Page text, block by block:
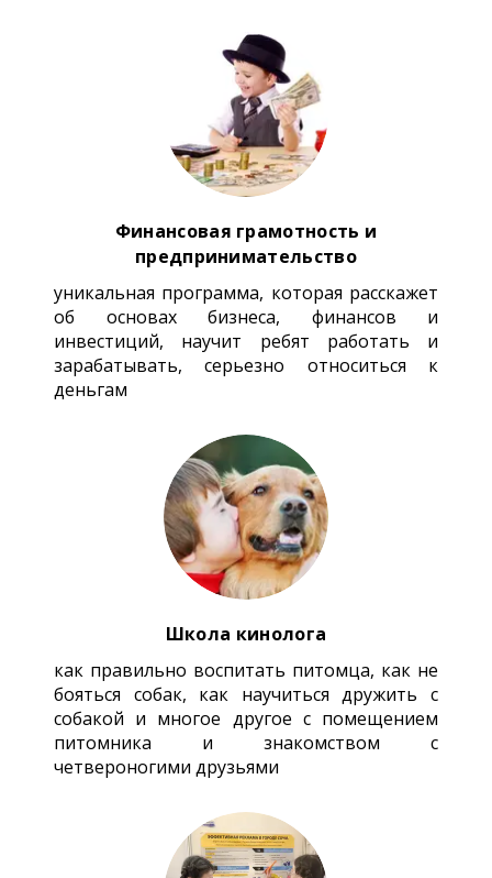
Финансовая грамотность и
предпринимательство
уникальная программа, которая расскажет
об основах бизнеса, финансов и
инвестиций, научит ребят работать и
зарабатывать, серьезно относиться к
деньгам
Школа кинолога
как правильно воспитать питомца, как не
бояться собак, как научиться дружить с
собакой и многое другое с помещением
питомника и знакомством с
четвероногими друзьями